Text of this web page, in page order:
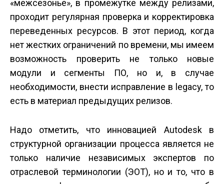
«межсезонье», в промежутке между релизами,
проходит регулярная проверка и корректировка
переведенных ресурсов. В этот период, когда
нет жестких ограничений по времени, мы имеем
возможность проверить не только новые
модули и сегменты ПО, но и, в случае
необходимости, внести исправление в legacy, то
есть в материал предыдущих релизов.
Надо отметить, что инновацией Autodesk в
структурной организации процесса является не
только наличие независимых экспертов по
отраслевой терминологии (ЭОТ), но и то, что в